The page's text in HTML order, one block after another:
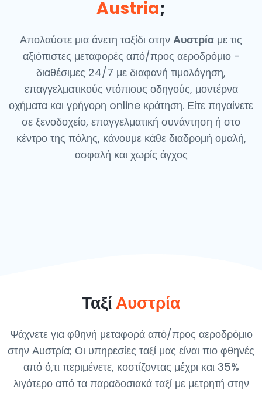
Austria;
Απολαύστε μια άνετη ταξίδι στην Αυστρία με τις
αξιόπιστες μεταφορές από/προς αεροδρόμιο -
διαθέσιμες 24/7 με διαφανή τιμολόγηση,
επαγγελματικούς ντόπιους οδηγούς, μοντέρνα
οχήματα και γρήγορη online κράτηση. Είτε πηγαίνετε
σε ξενοδοχείο, επαγγελματική συνάντηση ή στο
κέντρο της πόλης, κάνουμε κάθε διαδρομή ομαλή,
ασφαλή και χωρίς άγχος
ΤαξίΑυστρία
Ψάχνετε για φθηνή μεταφορά από/προς αεροδρόμιο
στην Αυστρία; Οι υπηρεσίες ταξί μας είναι πιο φθηνές
από ό,τι περιμένετε, κοστίζοντας μέχρι και 35%
λιγότερο από τα παραδοσιακά ταξί με μετρητή στην